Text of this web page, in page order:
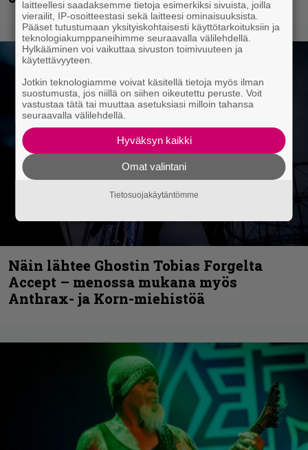
Näin lähtee Ghostin Tobias Forgelta
Accept – menossa mukana myös
Anthrax- ja Korn-miehistöä
laitteellesi saadaksemme tietoja esimerkiksi sivuista, joilla
vierailit, IP-osoitteestasi sekä laitteesi ominaisuuksista.
Pääset tutustumaan yksityiskohtaisesti käyttötarkoituksiin ja
teknologiakumppaneihimme seuraavalla välilehdellä.
Hylkääminen voi vaikuttaa sivuston toimivuuteen ja
käytettävyyteen.
Jotkin teknologiamme voivat käsitellä tietoja myös ilman
suostumusta, jos niillä on siihen oikeutettu peruste. Voit
vastustaa tätä tai muuttaa asetuksiasi milloin tahansa
seuraavalla välilehdellä.
Hyväksyn kaikki
Omat valintani
Tietosuojakäytäntömme